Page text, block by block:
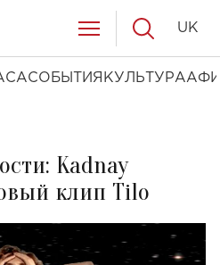
СОБЫТИЯ КУЛЬТУРА
UK
Kadnay
клип Tilo